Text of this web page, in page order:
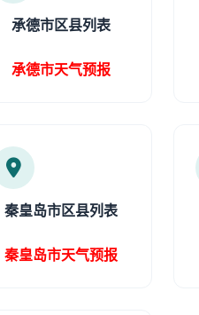
承德市区县列表
承德市天气预报
秦皇岛市区县列表
秦皇岛市天气预报